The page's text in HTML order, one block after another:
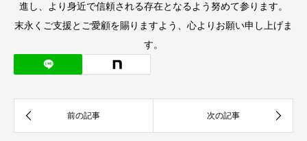
進し、より身近で信頼される存在となるよう努めて参ります。
末永くご支援とご愛顧を賜りますよう、心よりお願い申し上げま
す。